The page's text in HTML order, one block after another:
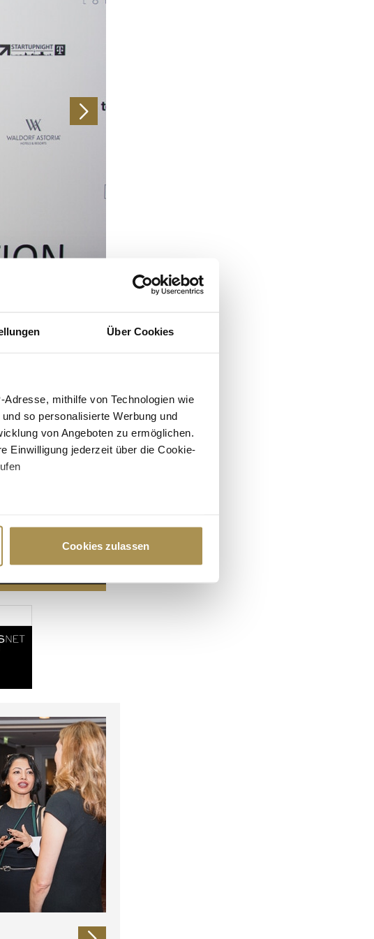
Über Cookies
mithilfe von Technologien wie
so personalisierte Werbung und
von Angeboten zu ermöglichen.
Einwilligung jederzeit über die Cookie-
Sie Ihre Präferenzen im
soziale Medien anbieten zu können
Partner führen diese Informationen
die sie im Rahmen Ihrer Nutzung
Cookies zulassen